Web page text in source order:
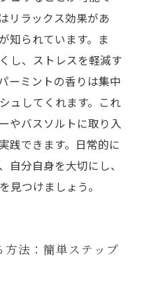
リラックス効果があ
知られています。ま
し、ストレスを軽減す
ーミントの香りは集中
ュしてくれます。これ
やバスソルトに取り入
践できます。日常的に
自分自身を大切にし、
見つけましょう。
方法：簡単ステップ